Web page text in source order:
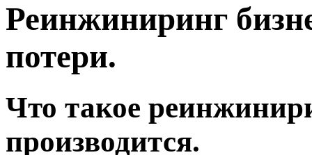
Реинжиниринг
потери.
Что такое
производится.